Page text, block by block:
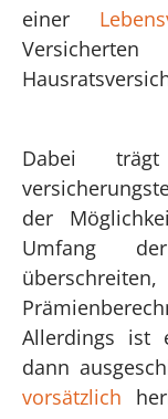
einer
Dabei
der
Umfang
Allerdings ist
dann
vorsätzlich